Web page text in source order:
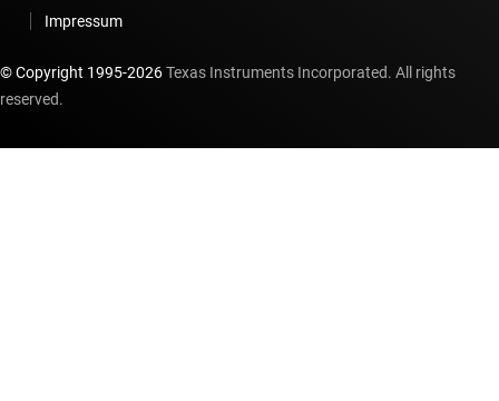
Impressum
© Copyright 1995-2026Texas Instruments Incorporated. All rights
reserved.